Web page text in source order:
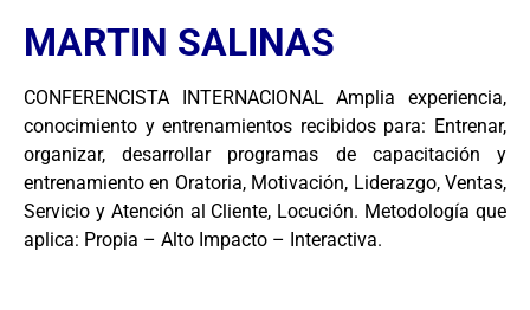
MARTIN SALINAS
CONFERENCISTA INTERNACIONAL Amplia experiencia,
conocimiento y entrenamientos recibidos para: Entrenar,
organizar, desarrollar programas de capacitación y
entrenamiento en Oratoria, Motivación, Liderazgo, Ventas,
Servicio y Atención al Cliente, Locución. Metodología que
aplica: Propia – Alto Impacto – Interactiva.